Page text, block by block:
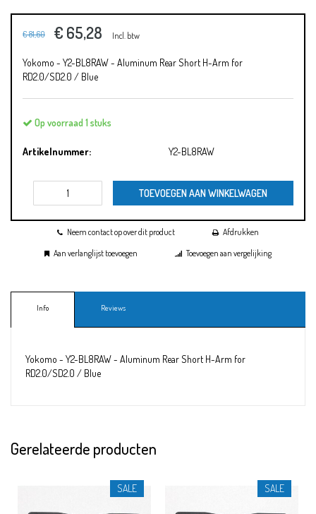
€ 81,60 € 65,28 Incl. btw
Yokomo - Y2-BL8RAW - Aluminum Rear Short H-Arm for
RD2.0/SD2.0 / Blue
Op voorraad 1 stuks
Artikelnummer: Y2-BL8RAW
TOEVOEGEN AAN WINKELWAGEN
Neem contact op over dit product
Afdrukken
Aan verlanglijst toevoegen
Toevoegen aan vergelijking
Info Reviews
Yokomo - Y2-BL8RAW - Aluminum Rear Short H-Arm for
RD2.0/SD2.0 / Blue
Gerelateerde producten
SALE SALE